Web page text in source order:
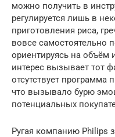
можно получить в
регулируется лишь в
приготовления риса,
вовсе самостоятельно
ориентируясь на объём
интерес вызывает тот
отсутствует
что вызывало бурю
потенциальных
Ругая компанию Philips